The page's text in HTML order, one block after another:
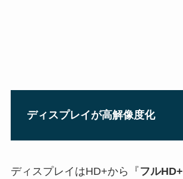
ディスプレイが高解像度化
ディスプレイはHD+から『 フルHD+